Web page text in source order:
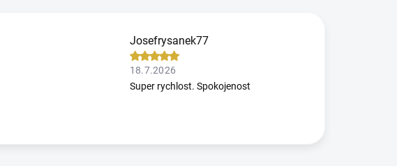
Josefrysanek77
18.7.2026
Super rychlost. Spokojenost